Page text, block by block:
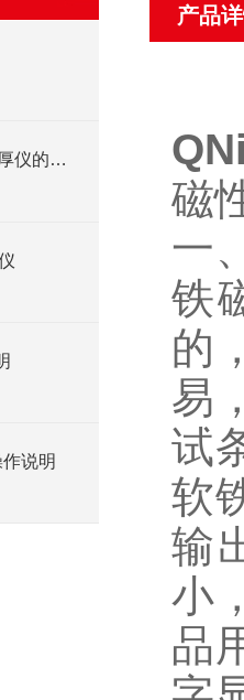
QNIX1200尼克斯涂层测厚仪的使用说明
说明
产品
磁
一
铁
的
易
试
软
输
小
品